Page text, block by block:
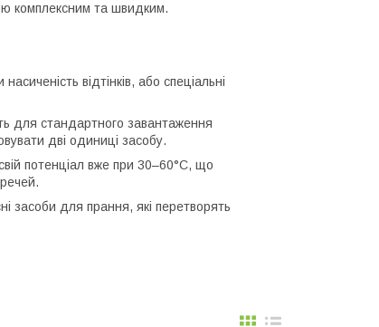
комплексним та швидким.
відтінків, або спеціальні
для стандартного завантаження
дві одиниці засобу.
потенціал вже при 30–60°C, що
засоби для прання, які перетворять